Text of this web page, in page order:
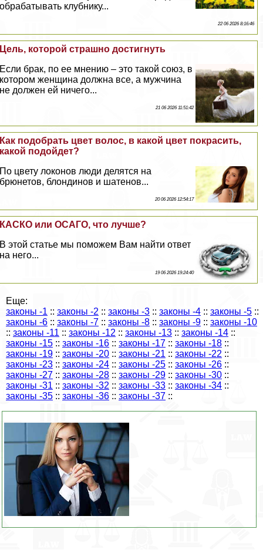
обpaбатывать клубнику...
22 06 2026 8:16:46
Цель, которой страшно достигнуть
Если бpaк, по ее мнению – это такой союз, в
котором женщина должна все, а мужчина
не должен ей ничего...
21 06 2026 11:51:42
Как подобрать цвет волос, в какой цвет покрасить,
какой подойдет?
По цвету локонов люди делятся на
брюнетов, блондинов и шатенов...
20 06 2026 12:54:17
КАСКО или ОСАГО, что лучше?
В этой статье мы поможем Вам найти ответ
на него...
19 06 2026 19:24:40
Еще:
законы -1 :: законы -2 :: законы -3 :: законы -4 :: законы -5 ::
законы -6 :: законы -7 :: законы -8 :: законы -9 :: законы -10
:: законы -11 :: законы -12 :: законы -13 :: законы -14 ::
законы -15 :: законы -16 :: законы -17 :: законы -18 ::
законы -19 :: законы -20 :: законы -21 :: законы -22 ::
законы -23 :: законы -24 :: законы -25 :: законы -26 ::
законы -27 :: законы -28 :: законы -29 :: законы -30 ::
законы -31 :: законы -32 :: законы -33 :: законы -34 ::
законы -35 :: законы -36 :: законы -37 ::